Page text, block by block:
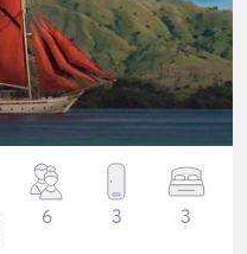
6 3 3